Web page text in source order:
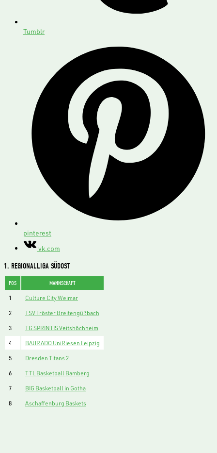
Tumblr
pinterest
vk.com
1. REGIONALLIGA SÜDOST
POS MANNSCHAFT
1
Culture City Weimar
2
TSV Tröster Breitengüßbach
3
TG SPRINTIS Veitshöchheim
4
BAURADO UniRiesen Leipzig
5
Dresden Titans 2
6
TTL Basketball Bamberg
7
BIG Basketball in Gotha
8
Aschaffenburg Baskets